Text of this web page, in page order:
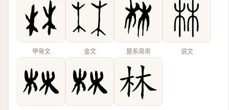
甲骨文 金文 楚系简帛 说文